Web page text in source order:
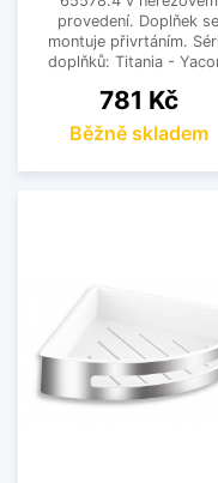
provedení. Doplňek se
montuje přivrtáním.
doplňků: Titania -
Cena
781 Kč
Běžně skladem